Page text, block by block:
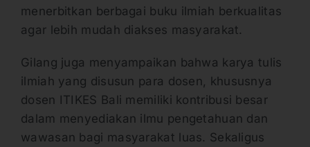
menerbitkan berbagai buku ilmiah berkualitas
agar lebih mudah diakses masyarakat.
Gilang juga menyampaikan bahwa karya tulis
ilmiah yang disusun para dosen, khususnya
dosen ITIKES Bali memiliki kontribusi besar
dalam menyediakan ilmu pengetahuan dan
wawasan bagi masyarakat luas. Sekaligus